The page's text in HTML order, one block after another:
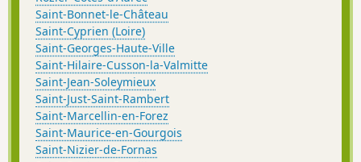
Saint-Bonnet-le-Château
Saint-Cyprien (Loire)
Saint-Georges-Haute-Ville
Saint-Hilaire-Cusson-la-Valmitte
Saint-Jean-Soleymieux
Saint-Just-Saint-Rambert
Saint-Marcellin-en-Forez
Saint-Maurice-en-Gourgois
Saint-Nizier-de-Fornas